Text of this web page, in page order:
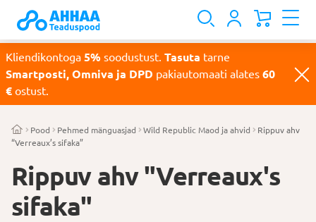
Kliendikontoga 5% soodustust. Tasuta tarne
Smartposti, Omniva ja DPD pakiautomaati alates 60
€ ostust.
Pood Pehmed mänguasjad Wild Republic Maod ja ahvid
Rippuv ahv
“Verreaux’s sifaka”
Rippuv ahv "Verreaux's
sifaka"